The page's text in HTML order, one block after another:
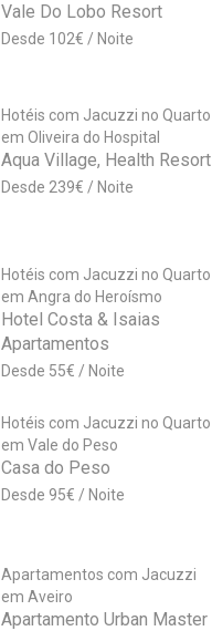
Vale Do Lobo Resort
102€
Hotéis com Jacuzzi no Quarto
em Oliveira do Hospital
Aqua Village, Health Resort
239€
Hotéis com Jacuzzi no Quarto
em Angra do Heroísmo
Hotel Costa & Isaias
Apartamentos
55€
Hotéis com Jacuzzi no Quarto
em Vale do Peso
Casa do Peso
95€
Apartamentos com Jacuzzi
em Aveiro
Apartamento Urban Master